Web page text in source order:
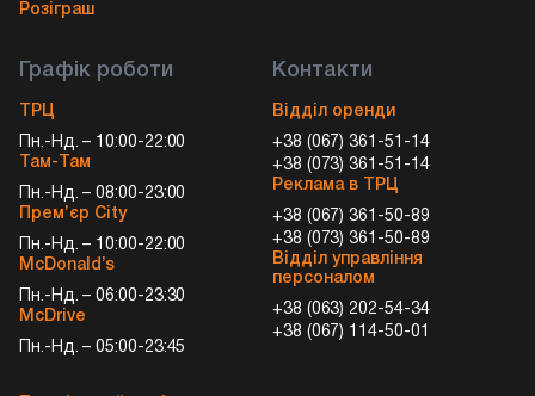
Розіграш
Графік роботи
ТРЦ
Пн.-Нд. – 10:00-22:00
Там-Там
Пн.-Нд. – 08:00-23:00
Прем’єр City
Пн.-Нд. – 10:00-22:00
McDonald’s
Пн.-Нд. – 06:00-23:30
McDrive
Пн.-Нд. – 05:00-23:45
Контакти
Відділ оренди
+38 (067) 361-51-14
+38 (073) 361-51-14
Реклама в ТРЦ
+38 (067) 361-50-89
+38 (073) 361-50-89
Відділ управління
персоналом
+38 (063) 202-54-34
+38 (067) 114-50-01